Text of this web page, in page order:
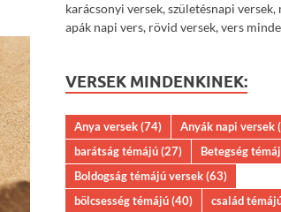
karácsonyi versek, születésnapi versek,
apák napi vers, rövid versek, vers
VERSEK MINDENKINEK:
Anya versek(74) Anyák napi versek
barátság témájú(27) Betegség
Boldogság témájú versek(63)
bölcsesség témájú(40) család